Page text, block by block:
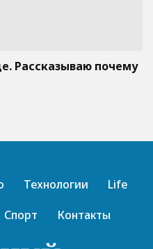
Рассказываю почему
Технологии
Life
Спорт Контакты